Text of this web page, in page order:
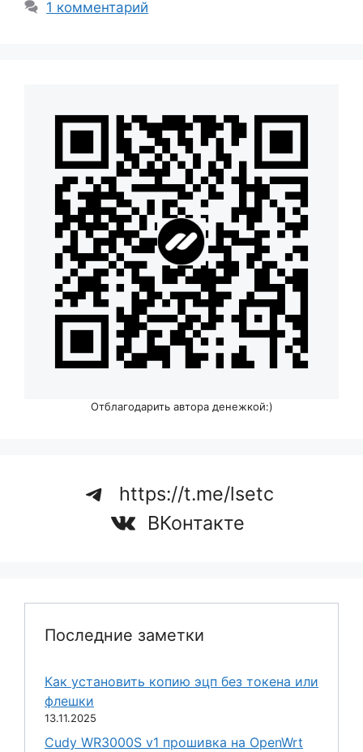
1 комментарий
Отблагодарить автора денежкой:)
https://t.me/lsetc
ВКонтакте
Последние заметки
Как установить копию эцп без токена или
флешки
13.11.2025
Cudy WR3000S v1 прошивка на OpenWrt